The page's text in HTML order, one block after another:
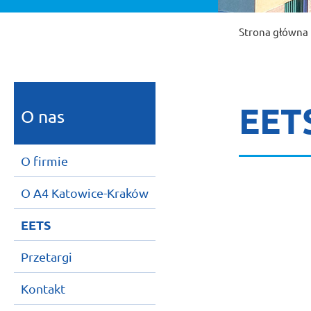
Strona główna
O nas
O firmie
O A4 Katowice-Kraków
EETS
Przetargi
Kontakt